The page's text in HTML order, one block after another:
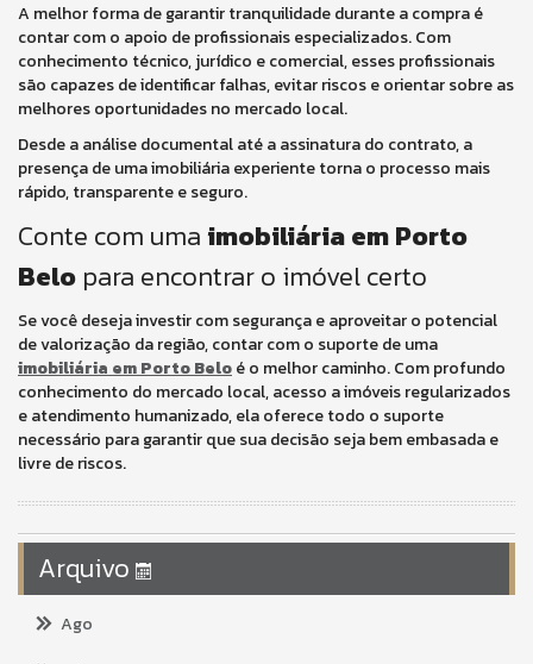
A melhor forma de garantir tranquilidade durante a compra é
contar com o apoio de profissionais especializados. Com
conhecimento técnico, jurídico e comercial, esses profissionais
são capazes de identificar falhas, evitar riscos e orientar sobre as
melhores oportunidades no mercado local.
Desde a análise documental até a assinatura do contrato, a
presença de uma imobiliária experiente torna o processo mais
rápido, transparente e seguro.
Conte com umaimobiliária em Porto
Belo para encontrar o imóvel certo
Se você deseja investir com segurança e aproveitar o potencial
de valorização da região, contar com o suporte de uma
imobiliária em Porto Beloé o melhor caminho. Com profundo
conhecimento do mercado local, acesso a imóveis regularizados
e atendimento humanizado, ela oferece todo o suporte
necessário para garantir que sua decisão seja bem embasada e
livre de riscos.
Arquivo
Ago